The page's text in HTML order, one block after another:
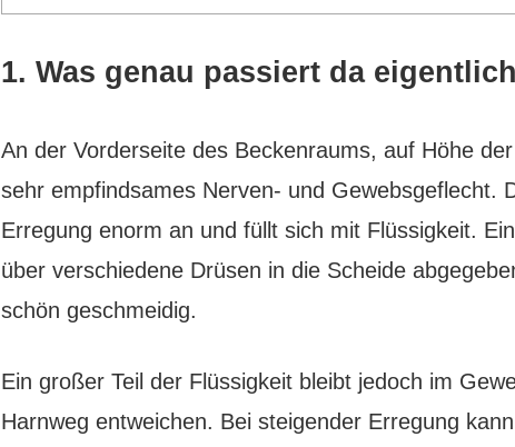
1. Was genau passiert da
An der Vorderseite des Beckenraums, auf Höhe
sehr empfindsames Nerven- und Gewebsgeflecht.
Erregung enorm an und füllt sich mit Flüssigkeit.
über verschiedene Drüsen in die Scheide
schön geschmeidig.
Ein großer Teil der Flüssigkeit bleibt jedoch im
Harnweg entweichen. Bei steigender Erregung